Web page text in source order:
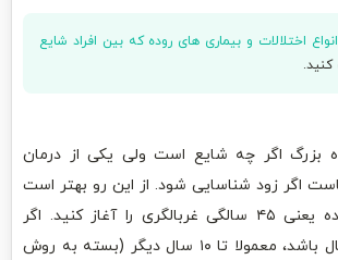
انواع اختلالات و بیماری های روده که بین افراد شایع
بزرگ اگر چه شایع است ولی یکی از درمان
اگر زود شناسایی شود. از این رو بهتر است
از سن پیشنهاد شده یعنی ۴۵ سالگی غربالگری را آغاز کنید. اگر
نتیجه آزمایش نرمال باشد، معمولا تا ۱۰ سال دیگر (بسته به روش